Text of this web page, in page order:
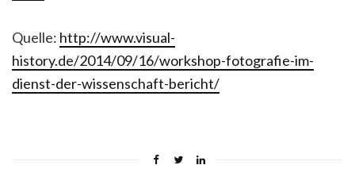
Quelle: http://www.visual-
history.de/2014/09/16/workshop-fotografie-im-
dienst-der-wissenschaft-bericht/